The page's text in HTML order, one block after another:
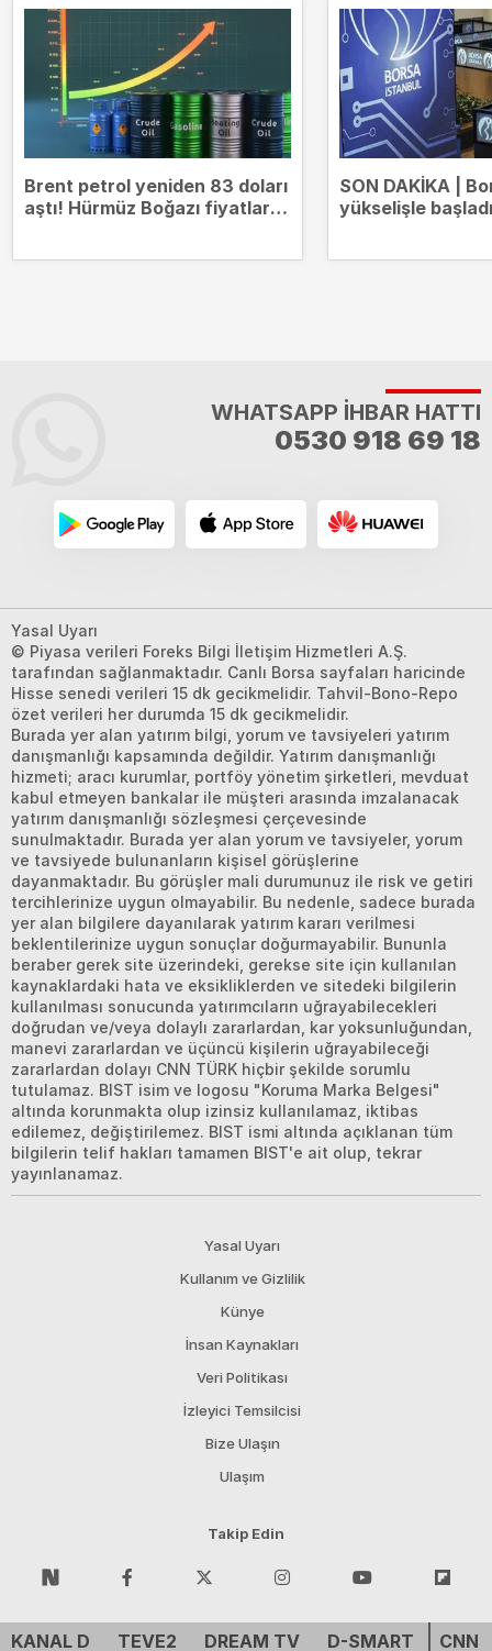
Brent petrol yeniden 83 doları
aştı! Hürmüz Boğazı fiyatları
SON DAKİKA |
yükselişle
WHATSAPP İHBAR HATTI
0530 918 69 18
Yasal Uyarı
© Piyasa verileri Foreks Bilgi İletişim Hizmetleri A.Ş.
tarafından sağlanmaktadır. Canlı Borsa sayfaları haricinde
Hisse senedi verileri 15 dk gecikmelidir. Tahvil-Bono-Repo
özet verileri her durumda 15 dk gecikmelidir.
Burada yer alan yatırım bilgi, yorum ve tavsiyeleri yatırım
danışmanlığı kapsamında değildir. Yatırım danışmanlığı
hizmeti; aracı kurumlar, portföy yönetim şirketleri, mevduat
kabul etmeyen bankalar ile müşteri arasında imzalanacak
yatırım danışmanlığı sözleşmesi çerçevesinde
sunulmaktadır. Burada yer alan yorum ve tavsiyeler, yorum
ve tavsiyede bulunanların kişisel görüşlerine
dayanmaktadır. Bu görüşler mali durumunuz ile risk ve getiri
tercihlerinize uygun olmayabilir. Bu nedenle, sadece burada
yer alan bilgilere dayanılarak yatırım kararı verilmesi
beklentilerinize uygun sonuçlar doğurmayabilir. Bununla
beraber gerek site üzerindeki, gerekse site için kullanılan
kaynaklardaki hata ve eksikliklerden ve sitedeki bilgilerin
kullanılması sonucunda yatırımcıların uğrayabilecekleri
doğrudan ve/veya dolaylı zararlardan, kar yoksunluğundan,
manevi zararlardan ve üçüncü kişilerin uğrayabileceği
zararlardan dolayı CNN TÜRK hiçbir şekilde sorumlu
tutulamaz. BIST isim ve logosu "Koruma Marka Belgesi"
altında korunmakta olup izinsiz kullanılamaz, iktibas
edilemez, değiştirilemez. BIST ismi altında açıklanan tüm
bilgilerin telif hakları tamamen BIST'e ait olup, tekrar
yayınlanamaz.
Yasal Uyarı
Kullanım ve Gizlilik
Künye
İnsan Kaynakları
Veri Politikası
İzleyici Temsilcisi
Bize Ulaşın
Ulaşım
Takip Edin
KANAL D TEVE2 DREAM TV D-SMART CNN